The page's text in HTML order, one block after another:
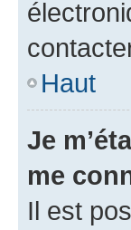
Haut
Je
me
Il est